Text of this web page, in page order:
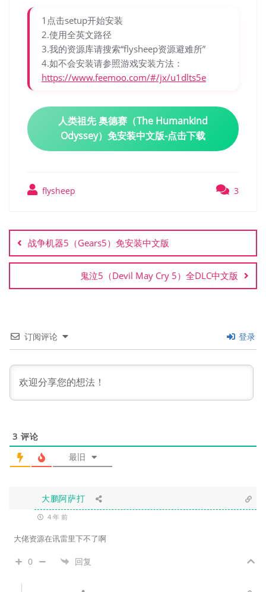
1点击setup开始安装
2.使用全英文路径
3.我的资源库请搜索“flysheep资源避难所”
4.如不会安装请参照游戏安装方法：
https://www.feemoo.com/#/jx/u1dlts5e
人类祖先 奥德赛（The Humankind
Odyssey）免安装中文版-点击下载
flysheep 3
章
导
航
战争机器5（Gears5）免安装中文版
鬼泣5（Devil May Cry 5）全DLC中文版
订阅评论 登录
3 评论
最旧
大鹏阿萨打
4 年 前
大佬资源在讯雷里下不了啊
0 回复